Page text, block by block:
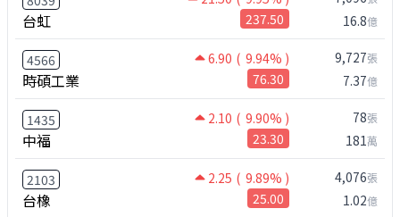
台虹 237.50 16.8億
4566 6.90 ( 9.94% )
時碩工業 76.30
9,727張
7.37億
1435 2.10 ( 9.90% )
中福 23.30
78張
181萬
2103 2.25 ( 9.89% )
台橡 25.00
4,076張
1.02億